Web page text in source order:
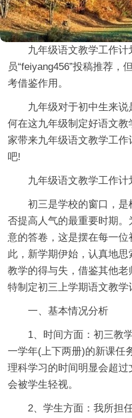
九年级语文教学工作计
员“feiyang456”投稿推荐，
考借鉴作用。
九年级对于初中生来
何在这九年级制定好语文
家带来九年级语文教学工
吧!
九年级语文教学工作计
初三是学校的窗口，
否提高人气的最重要时期
意的答卷，这是摆在每一
此，新学期伊始，认真地
教学的得与失，借鉴其他老
特制定初三上学期语文教学
一、基本情况分析
1、时间方面：初三教
一学年(上下两册)的新课任
理科学习的时间明显会超
会被学生轻视。
2、学生方面：我所担